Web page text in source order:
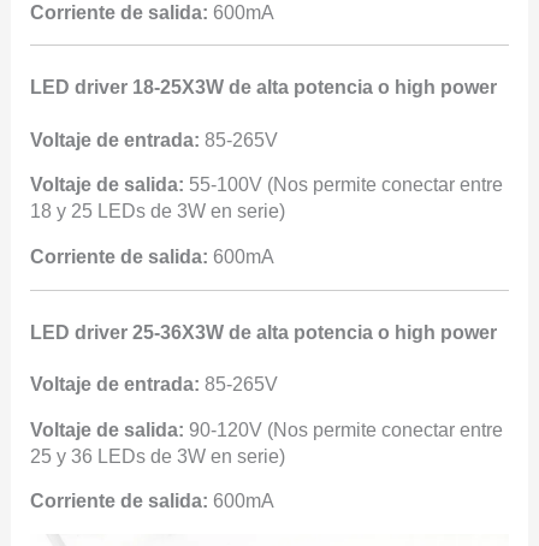
Corriente de salida: 600mA
LED driver 18-25X3W de alta potencia o high power
Voltaje de entrada: 85-265V
Voltaje de salida: 55-100V (Nos permite conectar entre
18 y 25 LEDs de 3W en serie)
Corriente de salida: 600mA
LED driver 25-36X3W de alta potencia o high power
Voltaje de entrada: 85-265V
Voltaje de salida: 90-120V (Nos permite conectar entre
25 y 36 LEDs de 3W en serie)
Corriente de salida: 600mA